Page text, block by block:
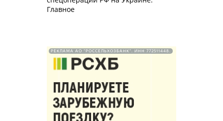
Главное
РЕКЛАМА АО "РОССЕЛЬХОЗБАНК". ИНН 772511448.